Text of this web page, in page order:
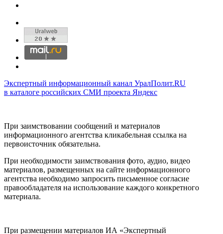
Экспертный информационный канал УралПолит.RU
в каталоге российских СМИ проекта Яндекс
При заимствовании сообщений и материалов
информационного агентства кликабельная ссылка на
первоисточник обязательна.
При необходимости заимствования фото, аудио, видео
материалов, размещенных на сайте информационного
агентства необходимо запросить письменное согласие
правообладателя на использование каждого конкретного
материала.
При размещении материалов ИА «Экспертный